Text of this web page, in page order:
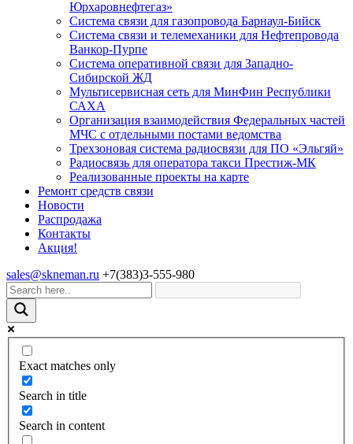
Юрхаровнефтегаз»
Система связи для газопровода Барнаул-Бийск
Система связи и телемеханики для Нефтепровода
Ванкор-Пурпе
Система оперативной связи для Западно-
Сибирской ЖД
Мультисервисная сеть для МинФин Республики
САХА
Организация взаимодействия Федеральных частей
МЧС с отдельными постами ведомства
Трехзоновая система радиосвязи для ПО «Эльгяй»
Радиосвязь для оператора такси Престиж-МК
Реализованные проекты на карте
Ремонт средств связи
Новости
Распродажа
Контакты
Акция!
sales@skneman.ru +7(383)3-555-980
Exact matches only
Search in title
Search in content